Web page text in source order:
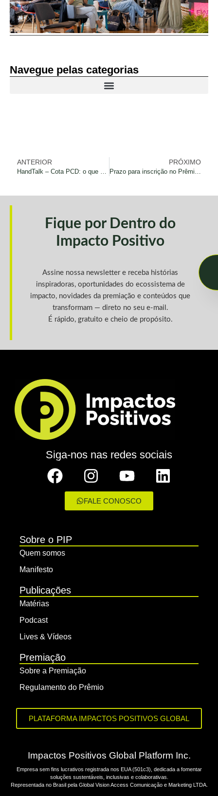
Navegue pelas categorias
ANTERIOR
HandTalk – Cota PCD: o que é, como funciona, quem entra e como calcular?
PRÓXIMO
Prazo para inscrição no Prêmio Impactos Positivos termina dia 10 de agosto
Fique por Dentro do
Impacto Positivo
Assine nossa newsletter e receba histórias
inspiradoras, oportunidades do ecossistema de
impacto, novidades da premiação e conteúdos que
transformam — direto no seu e-mail.
É rápido, gratuito e cheio de propósito.
Siga-nos nas redes sociais
FALE CONOSCO
Sobre o PIP
Quem somos
Manifesto
Publicações
Matérias
Podcast
Lives & Vídeos
Premiação
Sobre a Premiação
Regulamento do Prêmio
PLATAFORMA IMPACTOS POSITIVOS GLOBAL
Impactos Positivos Global Platform Inc.
Empresa sem fins lucrativos registrada nos EUA (501c3), dedicada a fomentar
soluções sustentáveis, inclusivas e colaborativas.
Representada no Brasil pela Global Vision Access Comunicação e Marketing LTDA.